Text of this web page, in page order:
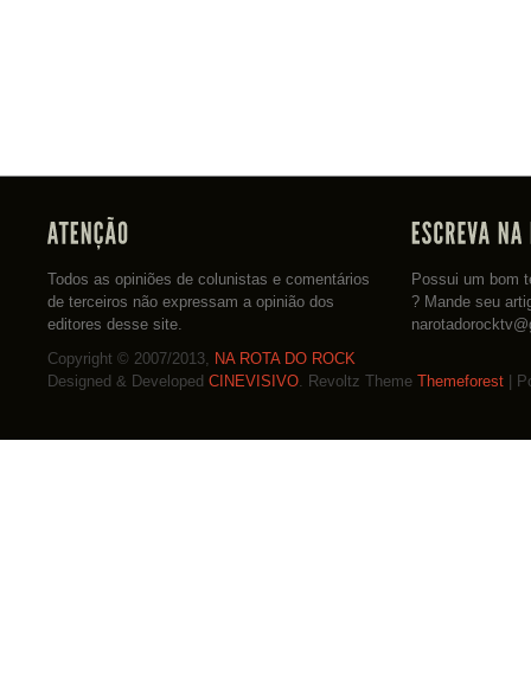
Todos as opiniões de colunistas e comentários
de terceiros não expressam a opinião dos
editores desse site.
Possui um bom
? Mande seu
Copyright © 2007/2013, NA ROTA DO ROCK
Designed & Developed CINEVISIVO. Revoltz Theme Themeforest |